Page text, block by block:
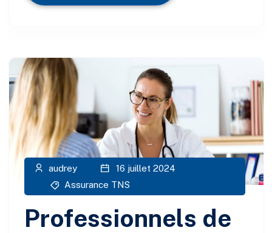
audrey
16 juillet 2024
Assurance TNS
Professionnels de